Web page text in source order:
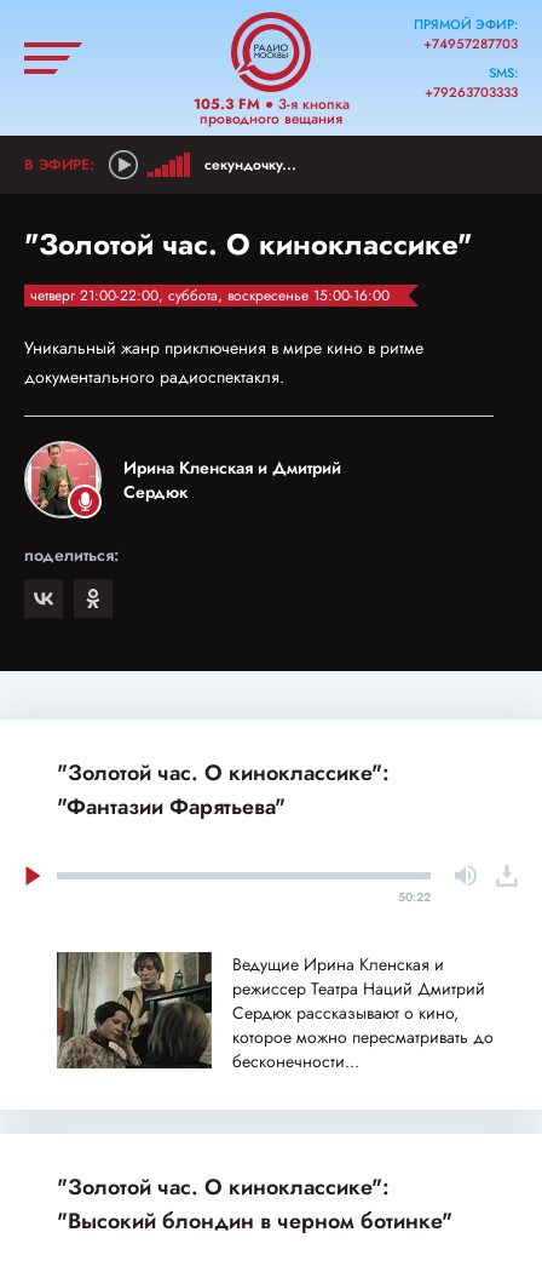
105.3 FM● 3-я кнопка
проводного вещания
ПРЯМОЙ ЭФИР:
+74957287703
SMS:
+79263703333
секундочку...
"Золотой час. О киноклассике"
четверг 21:00-22:00, суббота, воскресенье 15:00-16:00
Уникальный жанр приключения в мире кино в ритме
документального радиоспектакля.
Ирина Кленская и Дмитрий
Сердюк
поделиться:
"Золотой час. О киноклассике":
"Фантазии Фарятьева"
50:22
Ведущие Ирина Кленская и
режиссер Театра Наций Дмитрий
Сердюк рассказывают о кино,
которое можно пересматривать до
бесконечности...
"Золотой час. О киноклассике":
"Высокий блондин в черном ботинке"